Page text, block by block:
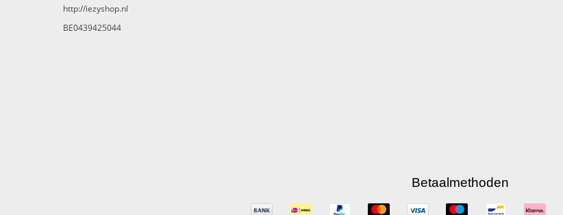
http://iezyshop.nl
BE0439425044
Betaalmethoden